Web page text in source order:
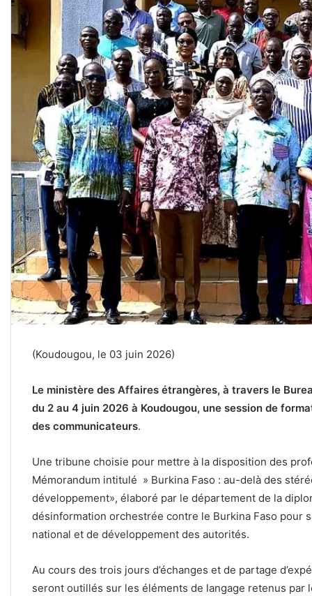
(Koudougou, le 03 juin 2026)
Le ministère des Affaires étrangères, à travers le
du 2 au 4 juin 2026 à Koudougou, une session de
des communicateurs.
Une tribune choisie pour mettre à la disposition des
Mémorandum intitulé » Burkina Faso : au-delà des
développement», élaboré par le département de la
désinformation orchestrée contre le Burkina Faso
national et de développement des autorités.
Au cours des trois jours d’échanges et de partage
seront outillés sur les éléments de langage retenus